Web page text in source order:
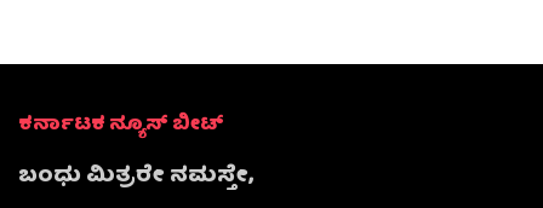
ಕರ್ನಾಟಕ ನ್ಯೂಸ್ ಬೀಟ್
ಬಂಧು ಮಿತ್ರರೇ ನಮಸ್ತೇ,